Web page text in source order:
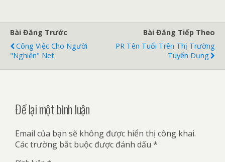
Bài Đăng Trước
Công Việc Cho Người
"nghiện" Net
Bài Đăng Tiếp Theo
PR Tên Tuổi Trên Thị Trường
Tuyển Dụng
Để lại một bình luận
Email của bạn sẽ không được hiển thị công khai.
Các trường bắt buộc được đánh dấu *